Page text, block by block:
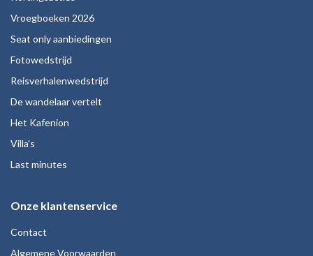
Vroegboeken 2026
Seat only aanbiedingen
Fotowedstrijd
Reisverhalenwedstrijd
De wandelaar vertelt
Het Kafenion
Villa's
Last minutes
Onze klantenservice
Contact
Algemene Voorwaarden